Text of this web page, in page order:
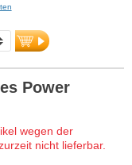
Power
wegen der
nicht lieferbar.